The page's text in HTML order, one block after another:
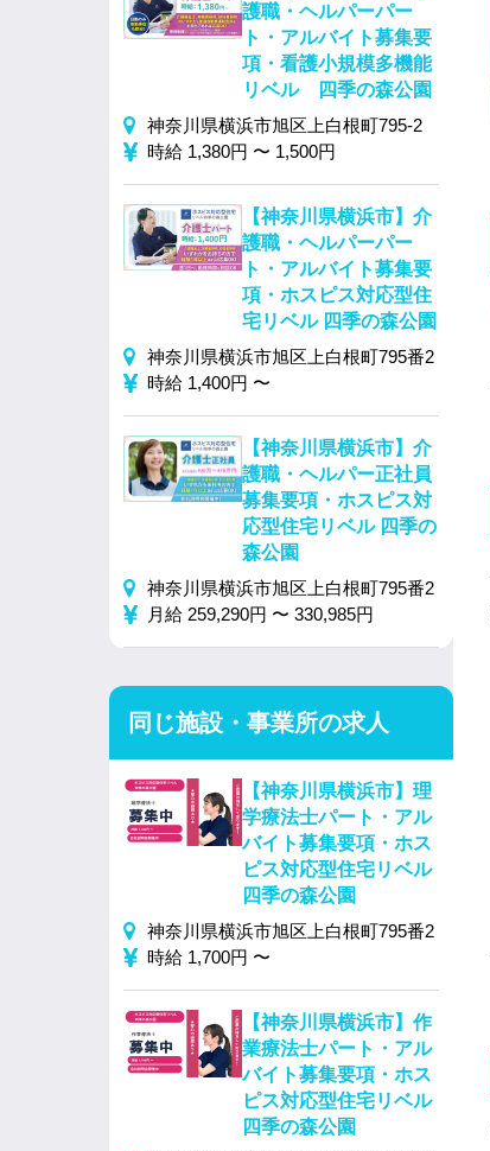
護職・ヘルパーパー
ト・アルバイト募集要
項・看護小規模多機能
リベル 四季の森公園
神奈川県横浜市旭区上白根町795‐2
時給 1,380円 〜 1,500円
【神奈川県横浜市】介
護職・ヘルパーパー
ト・アルバイト募集要
項・ホスピス対応型住
宅リベル 四季の森公園
神奈川県横浜市旭区上白根町795番2
時給 1,400円 〜
【神奈川県横浜市】介
護職・ヘルパー正社員
募集要項・ホスピス対
応型住宅リベル 四季の
森公園
神奈川県横浜市旭区上白根町795番2
月給 259,290円 〜 330,985円
同じ施設・事業所の求人
【神奈川県横浜市】理
学療法士パート・アル
バイト募集要項・ホス
ピス対応型住宅リベル
四季の森公園
神奈川県横浜市旭区上白根町795番2
時給 1,700円 〜
【神奈川県横浜市】作
業療法士パート・アル
バイト募集要項・ホス
ピス対応型住宅リベル
四季の森公園